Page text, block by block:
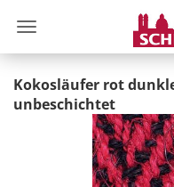
Kokosläufer rot
unbeschichtet